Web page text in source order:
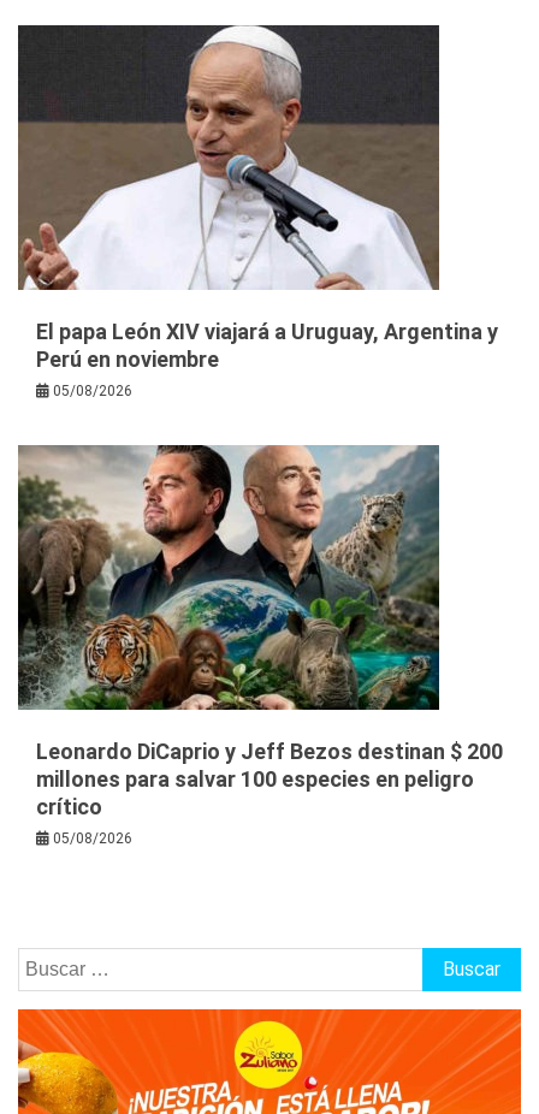
El papa León XIV viajará a Uruguay, Argentina y
Perú en noviembre
05/08/2026
Leonardo DiCaprio y Jeff Bezos destinan $ 200
millones para salvar 100 especies en peligro
crítico
05/08/2026
Buscar: